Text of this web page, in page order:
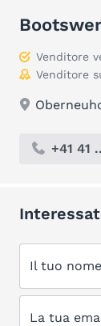
Venditore
Venditore
+41 41
Il tuo nome
La tua